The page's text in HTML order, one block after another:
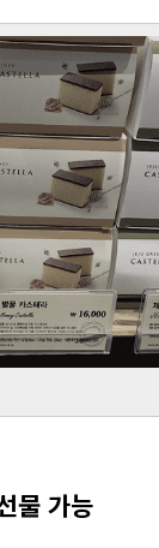
물 가능